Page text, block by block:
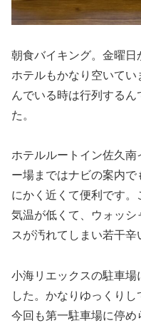
朝食バイキング。金曜日
ホテルもかなり空いて
んでいる時は行列する
た。
ホテルルートイン佐久
ー場まではナビの案内
にかく近くて便利です。
気温が低くて、ウォッシ
スが汚れてしまい若干辛
小海リエックスの駐車場
した。かなりゆっくりし
今回も第一駐車場に停め